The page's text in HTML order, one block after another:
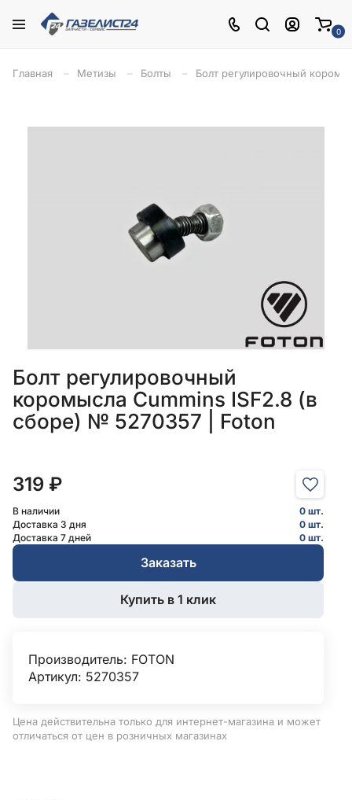
0
Главная Метизы Болты Болт регулировочный
Болт регулировочный
коромысла Cummins ISF2.8 (в
сборе) № 5270357 | Foton
319 ₽
В наличии
0 шт.
Доставка 3 дня
0 шт.
Доставка 7 дней
0 шт.
Заказать
Купить в 1 клик
Производитель: FOTON
Артикул: 5270357
Цена действительна только для интернет-магазина и может
отличаться от цен в розничных магазинах